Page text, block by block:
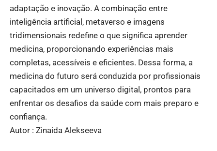
adaptação e inovação. A combinação entre
inteligência artificial, metaverso e imagens
tridimensionais redefine o que significa aprender
medicina, proporcionando experiências mais
completas, acessíveis e eficientes. Dessa forma, a
medicina do futuro será conduzida por profissionais
capacitados em um universo digital, prontos para
enfrentar os desafios da saúde com mais preparo e
confiança.
Autor : Zinaida Alekseeva